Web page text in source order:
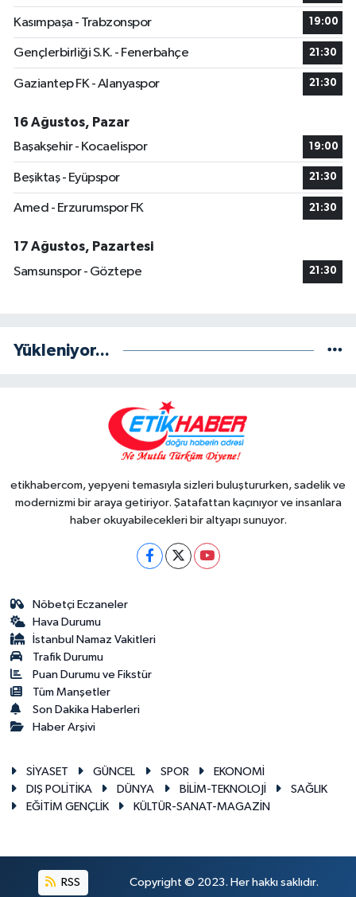
Kasımpaşa - Trabzonspor 19:00
Gençlerbirliği S.K. - Fenerbahçe 21:30
Gaziantep FK - Alanyaspor 21:30
16 Ağustos, Pazar
Başakşehir - Kocaelispor
19:00
Beşiktaş - Eyüpspor 21:30
Amed - Erzurumspor FK 21:30
17 Ağustos, Pazartesi
Samsunspor - Göztepe
21:30
Yükleniyor...
etikhabercom, yepyeni temasıyla sizleri buluştururken, sadelik ve
modernizmi bir araya getiriyor. Şatafattan kaçınıyor ve insanlara
haber okuyabilecekleri bir altyapı sunuyor.
Nöbetçi Eczaneler
Hava Durumu
İstanbul Namaz Vakitleri
Trafik Durumu
Puan Durumu ve Fikstür
Tüm Manşetler
Son Dakika Haberleri
Haber Arşivi
SİYASET GÜNCEL SPOR
EKONOMİ
DIŞ POLİTİKA
DÜNYA BİLİM-TEKNOLOJİ
SAĞLIK
EĞİTİM GENÇLİK
KÜLTÜR-SANAT-MAGAZİN
RSS Copyright © 2023. Her hakkı saklıdır.